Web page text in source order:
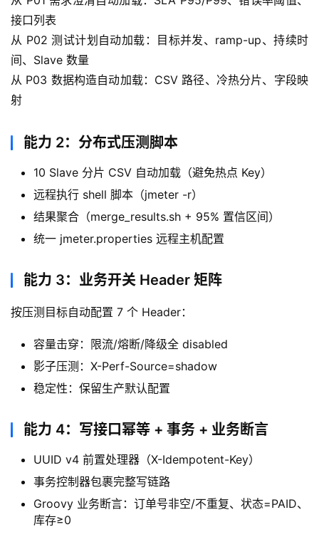
接口列表
从 P02 测试计划自动加载：目标并发、ramp-up、持续时
间、Slave 数量
从 P03 数据构造自动加载：CSV 路径、冷热分片、字段映
射
能力 2：分布式压测脚本
10 Slave 分片 CSV 自动加载（避免热点 Key）
远程执行 shell 脚本（jmeter -r）
结果聚合（merge_results.sh + 95% 置信区间）
统一 jmeter.properties 远程主机配置
能力 3：业务开关 Header 矩阵
按压测目标自动配置 7 个 Header：
容量击穿：限流/熔断/降级全 disabled
影子压测：X-Perf-Source=shadow
稳定性：保留生产默认配置
能力 4：写接口幂等 + 事务 + 业务断言
UUID v4 前置处理器（X-Idempotent-Key）
事务控制器包裹完整写链路
Groovy 业务断言：订单号非空/不重复、状态=PAID、
库存≥0